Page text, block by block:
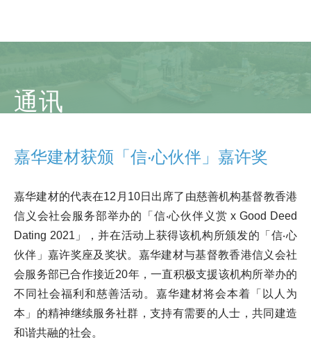
通讯
嘉华建材获颁「信‧心伙伴」嘉许奖
嘉华建材的代表在12月10日出席了由慈善机构基督教香港
信义会社会服务部举办的「信‧心伙伴义赏 x Good Deed
Dating 2021」，并在活动上获得该机构所颁发的「信‧心
伙伴」嘉许奖座及奖状。嘉华建材与基督教香港信义会社
会服务部已合作接近20年，一直积极支援该机构所举办的
不同社会福利和慈善活动。嘉华建材将会本着「以人为
本」的精神继续服务社群，支持有需要的人士，共同建造
和谐共融的社会。